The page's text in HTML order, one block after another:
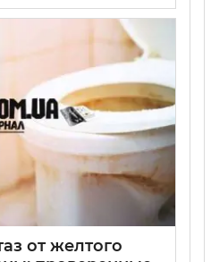
от желтого